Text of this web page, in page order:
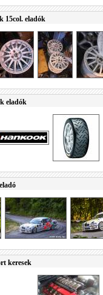
15col. eladók
eladók
keresek